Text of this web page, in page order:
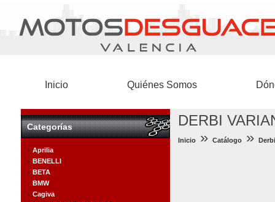
Inicio Quiénes Somos
Categorías
Aprilia
BENELLI
BETA
BMW
Cagiva
DERBI
Inicio » Catálogo » Derbi